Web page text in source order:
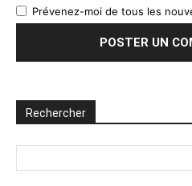
Prévenez-moi de tous les
Rechercher